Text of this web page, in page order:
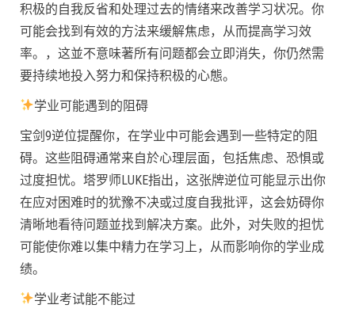
积极的自我反省和处理过去的情绪来改善学习状况。你
可能会找到有效的方法来缓解焦虑，从而提高学习效
率。，这並不意味著所有问题都会立即消失，你仍然需
要持续地投入努力和保持积极的心態。
学业可能遇到的阻碍
宝剑9逆位提醒你，在学业中可能会遇到一些特定的阻
碍。这些阻碍通常来自於心理层面，包括焦虑、恐惧或
过度担忧。塔罗师LUKE指出，这张牌逆位可能显示出你
在应对困难时的犹豫不决或过度自我批评，这会妨碍你
清晰地看待问题並找到解决方案。此外，对失败的担忧
可能使你难以集中精力在学习上，从而影响你的学业成
绩。
学业考试能不能过